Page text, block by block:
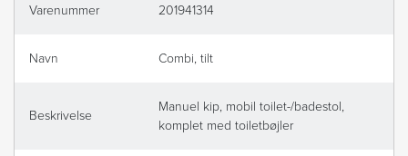
Varenummer 201941314
Navn Combi, tilt
Beskrivelse
Manuel kip, mobil toilet-/badestol,
komplet med toiletbøjler